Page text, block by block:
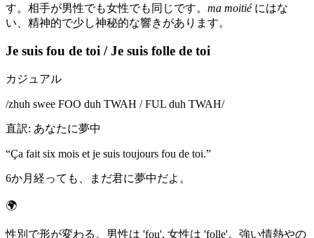
す。相手が男性でも女性でも同じです。 ma moitiéにはな
い、精神的で少し神秘的な響きがあります。
Je suis fou de toi / Je suis folle de toi
カジュアル
/zhuh swee FOO duh TWAH / FUL duh TWAH/
直訳: あなたに夢中
“Ça fait six mois et je suis toujours fou de toi.”
6か月経っても、まだ君に夢中だよ。
🌍
性別で形が変わる。男性は 'fou', 女性は 'folle'。強い情熱やの